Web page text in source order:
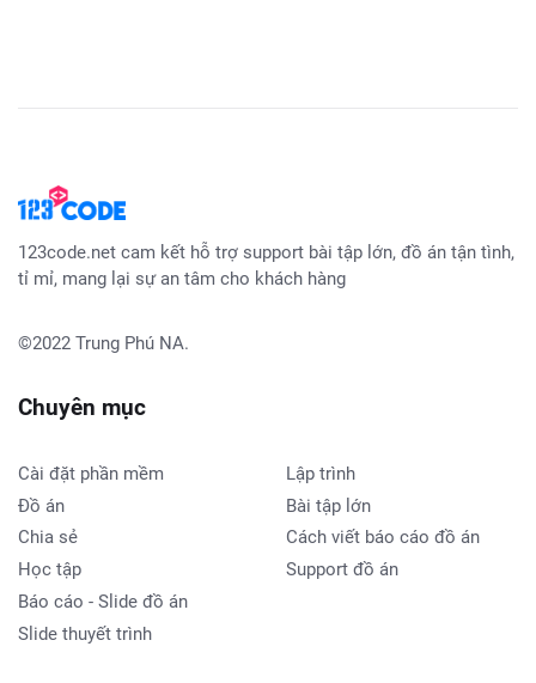
123code.net cam kết hỗ trợ support bài tập lớn, đồ án tận tình,
tỉ mỉ, mang lại sự an tâm cho khách hàng
©2022 Trung Phú NA.
Chuyên mục
Cài đặt phần mềm
Đồ án
Chia sẻ
Học tập
Báo cáo - Slide đồ án
Slide thuyết trình
Lập trình
Bài tập lớn
Cách viết báo cáo đồ án
Support đồ án